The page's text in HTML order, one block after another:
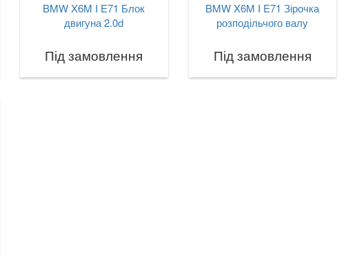
BMW X6M I E71 Блок
двигуна 2.0d
Під замовлення
BMW X6M I E71 Зірочка
розподільчого валу
Під замовлення